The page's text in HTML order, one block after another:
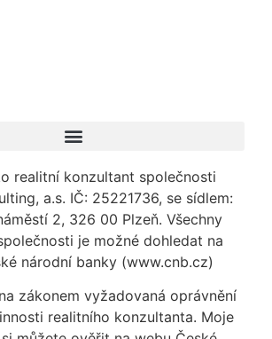
realitní konzultant společnosti
a.s. IČ: 25221736, se sídlem:
2, 326 00 Plzeň. Všechny
je možné dohledat na
národní banky (www.cnb.cz)
zákonem vyžadovaná oprávnění
realitního konzultanta. Moje